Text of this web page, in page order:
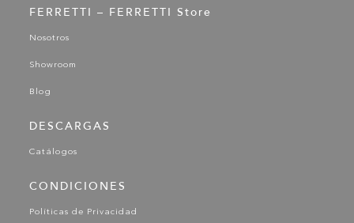
FERRETTI – FERRETTI Store
Nosotros
Showroom
Blog
DESCARGAS
Catálogos
CONDICIONES
Políticas de Privacidad